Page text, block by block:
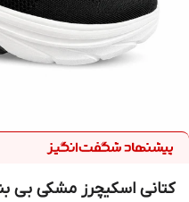
کتانی اسکیچرز مشکی بی